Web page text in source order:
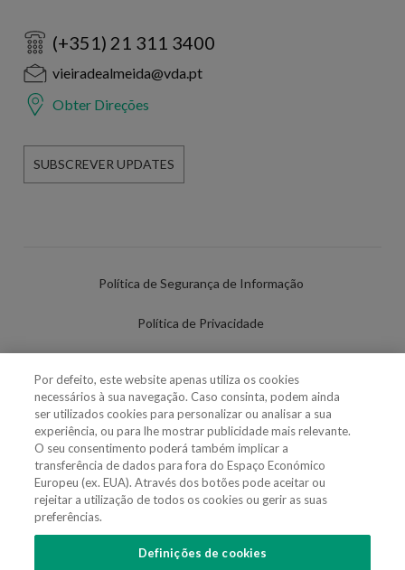
(+351) 21 311 3400
vieiradealmeida@vda.pt
Obter Direções
SUBSCREVER UPDATES
Política de Segurança de Informação
Política de Privacidade
Política de Cookies
Definições de cookies
Uso Fraudulento Nome/Marca
Por defeito, este website apenas utiliza os cookies
necessários à sua navegação. Caso consinta, podem ainda
ser utilizados cookies para personalizar ou analisar a sua
experiência, ou para lhe mostrar publicidade mais relevante.
O seu consentimento poderá também implicar a
transferência de dados para fora do Espaço Económico
Europeu (ex. EUA). Através dos botões pode aceitar ou
rejeitar a utilização de todos os cookies ou gerir as suas
preferências.
Definições de cookies